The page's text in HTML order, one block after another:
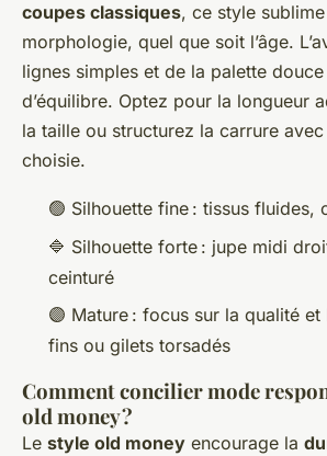
coupes classiques, ce style
morphologie, quel que soit l’âge.
lignes simples et de la palette
d’équilibre. Optez pour la longueur
la taille ou structurez la carrure
choisie.
🟢 Silhouette fine : tissus fluides,
🔷 Silhouette forte : jupe midi
ceinturé
🟣 Mature : focus sur la qualité
fins ou gilets torsadés
Comment concilier mode
old money ?
Le style old money encourage la